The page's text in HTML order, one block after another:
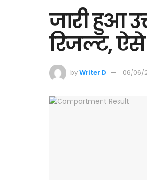
जारी हुआ
रिजल्ट,
byWriter D 06/06/